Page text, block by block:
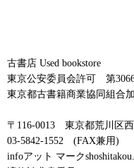
古書店 Used bookstore
東京公安委員会許可 第
東京都古書籍商業協同組合
〒116-0013 東京都荒川区
03-5842-1552 (FAX兼用)
infoアット マーク